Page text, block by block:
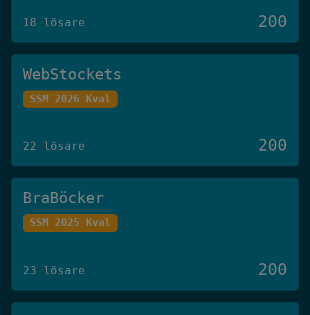
18 lösare 200
WebStockets
SSM 2026 Kval
22 lösare 200
BraBöcker
SSM 2025 Kval
23 lösare 200